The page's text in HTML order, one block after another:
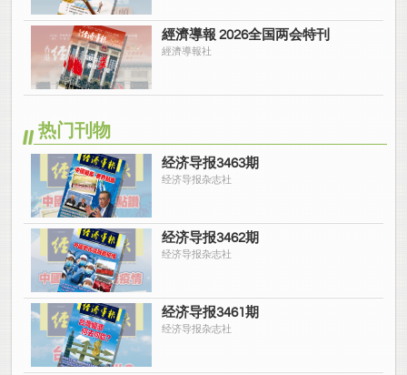
經濟導報 2026全国两会特刊
經濟導報社
热门刊物
经济导报3463期
经济导报杂志社
经济导报3462期
经济导报杂志社
经济导报3461期
经济导报杂志社